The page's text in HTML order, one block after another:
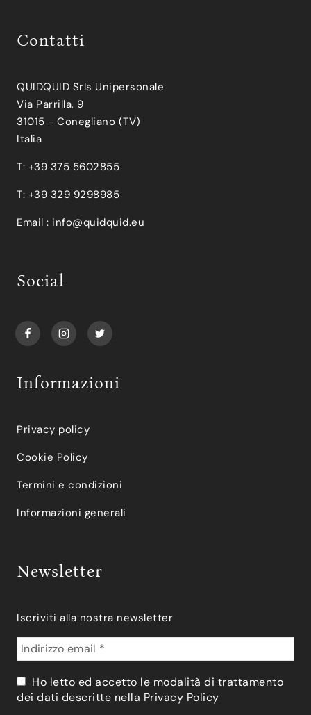
Contatti
QUIDQUID Srls Unipersonale
Via Parrilla, 9
31015 - Conegliano (TV)
Italia
T: +39 375 5602855
T: +39 329 9298985
Email : info@quidquid.eu
Social
Informazioni
Privacy policy
Cookie Policy
Termini e condizioni
Informazioni generali
Newsletter
Iscriviti alla nostra newsletter
Ho letto ed accetto le modalità di trattamento
dei dati descritte nella Privacy Policy